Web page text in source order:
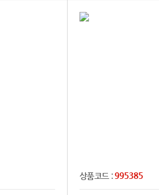
상품코드 :995385